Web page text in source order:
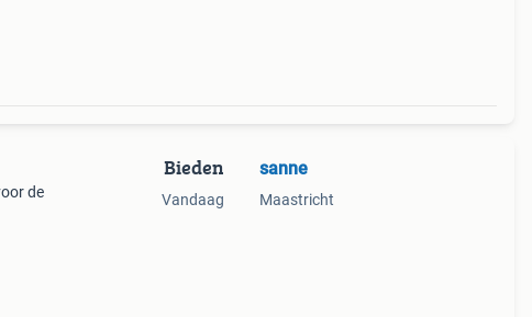
de
Bieden
Vandaag
sanne
Maastricht